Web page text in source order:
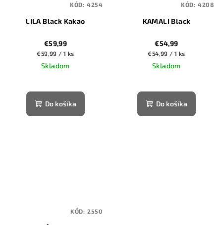
LILA Black Kakao
€59,99
Jednotková
cena:
€59,99 / 1 ks
Skladom
Do košíka
KÓD: 4254
KAMALI Black
€54,99
Jednotková
cena:
€54,99 / 1 ks
Skladom
Do košíka
KÓD: 4208
KÓD: 2550